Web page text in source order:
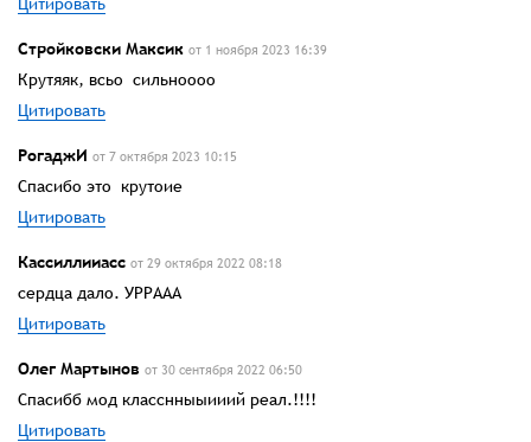
Стройковски Максик от 1 ноября 2023 16:39
Крутяяк, всьо сильноооо
Цитировать
РогаджИ от 7 октября 2023 10:15
Спасибо это крутоие
Цитировать
Кассиллииасс от 29 октября 2022 08:18
сердца дало. УРРААА
Цитировать
Олег Мартынов от 30 сентября 2022 06:50
Спасибб мод класснныыииий реал.!!!!
Цитировать